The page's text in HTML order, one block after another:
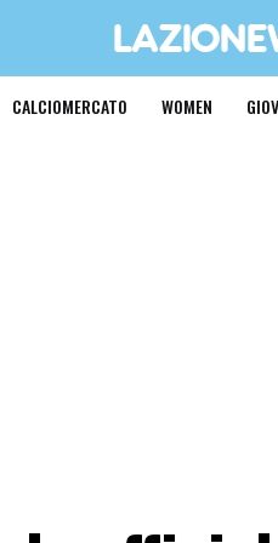
CALCIOMERCATO WOMEN